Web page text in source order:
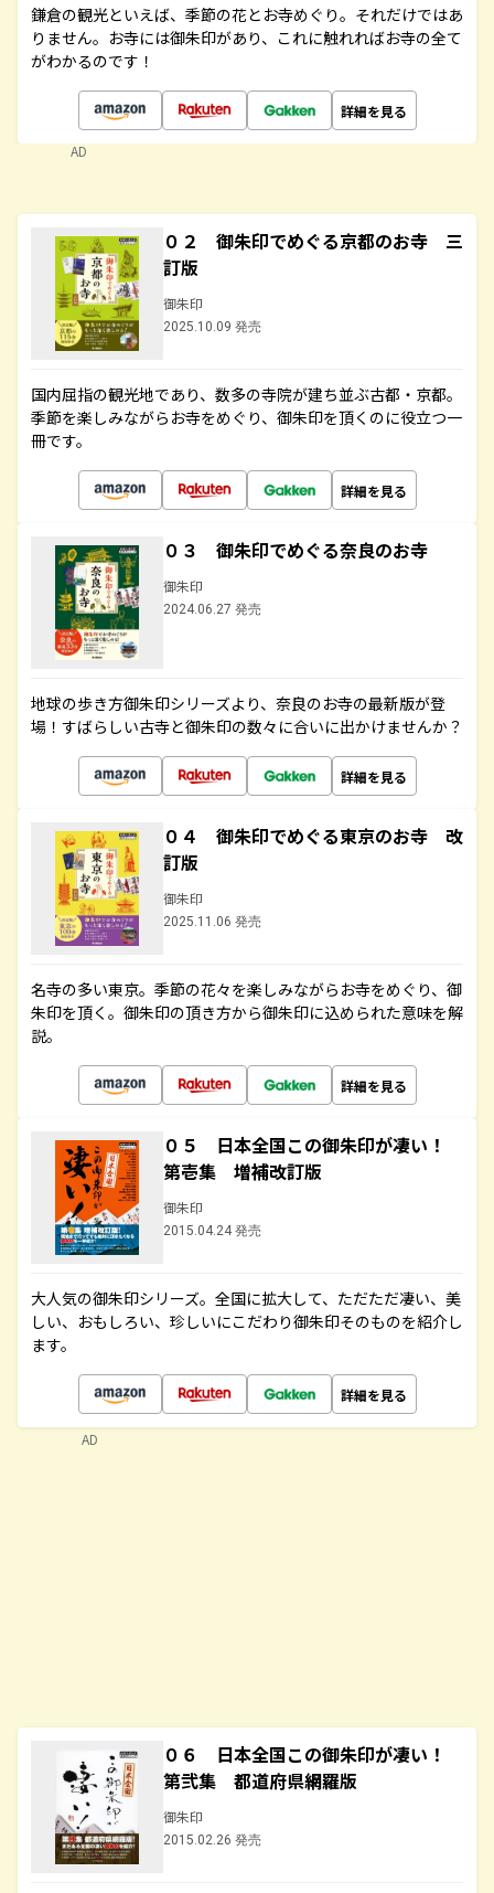
鎌倉の観光といえば、季節の花とお寺めぐり。それだけではあ
りません。お寺には御朱印があり、これに触れればお寺の全て
がわかるのです！
詳細を見る
AD
０２ 御朱印でめぐる京都のお寺 三
訂版
御朱印
2025.10.09 発売
国内屈指の観光地であり、数多の寺院が建ち並ぶ古都・京都。
季節を楽しみながらお寺をめぐり、御朱印を頂くのに役立つ一
冊です。
詳細を見る
０３ 御朱印でめぐる奈良のお寺
御朱印
2024.06.27 発売
地球の歩き方御朱印シリーズより、奈良のお寺の最新版が登
場！すばらしい古寺と御朱印の数々に合いに出かけませんか？
詳細を見る
０４ 御朱印でめぐる東京のお寺 改
訂版
御朱印
2025.11.06 発売
名寺の多い東京。季節の花々を楽しみながらお寺をめぐり、御
朱印を頂く。御朱印の頂き方から御朱印に込められた意味を解
説。
詳細を見る
０５ 日本全国この御朱印が凄い！
第壱集 増補改訂版
御朱印
2015.04.24 発売
大人気の御朱印シリーズ。全国に拡大して、ただただ凄い、美
しい、おもしろい、珍しいにこだわり御朱印そのものを紹介し
ます。
詳細を見る
０６ 日本全国この御朱印が凄い！
第弐集 都道府県網羅版
御朱印
2015.02.26 発売
AD